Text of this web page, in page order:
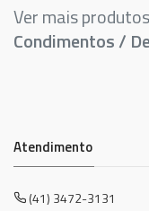
Ver mais
Condimentos /
Atendimento
(41) 3472-3131